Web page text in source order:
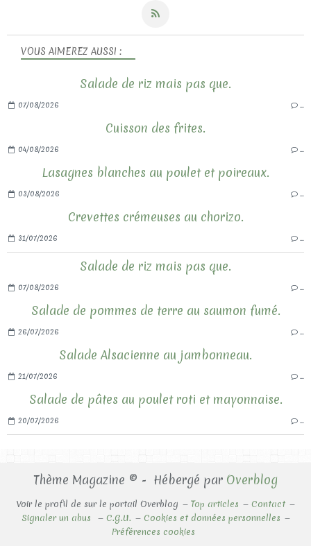
VOUS AIMEREZ AUSSI :
Salade de riz mais pas que.
07/08/2026
Cuisson des frites.
04/08/2026
Lasagnes blanches au poulet et poireaux.
03/08/2026
Crevettes crémeuses au chorizo.
31/07/2026
Salade de riz mais pas que.
07/08/2026
Salade de pommes de terre au saumon fumé.
26/07/2026
Salade Alsacienne au jambonneau.
21/07/2026
Salade de pâtes au poulet roti et mayonnaise.
20/07/2026
Thème Magazine © - Hébergé par Overblog
Voir le profil de sur le portail Overblog Top articles
Contact
Signaler un abus
C.G.U.
Cookies et données personnelles
Préférences cookies